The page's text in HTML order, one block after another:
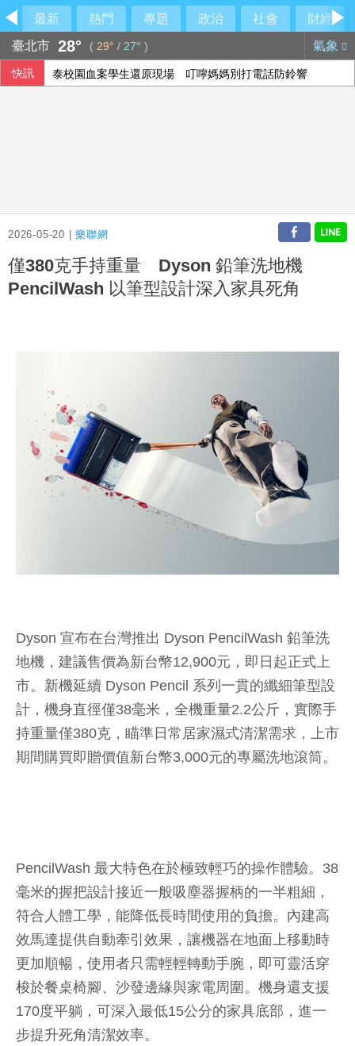
最新 熱門 專題 政治 社會
財經
臺北市 28° ( 29° / 27° ) 氣象
快訊 泰校園血案學生還原現場 叮嚀媽媽別打電話防鈴響
2026-05-20 |樂聯網
僅380克手持重量 Dyson 鉛筆洗地機
PencilWash 以筆型設計深入家具死角
Dyson 宣布在台灣推出 Dyson PencilWash 鉛筆洗
地機，建議售價為新台幣12,900元，即日起正式上
市。新機延續 Dyson Pencil 系列一貫的纖細筆型設
計，機身直徑僅38毫米，全機重量2.2公斤，實際手
持重量僅380克，瞄準日常居家濕式清潔需求，上市
期間購買即贈價值新台幣3,000元的專屬洗地滾筒。
PencilWash 最大特色在於極致輕巧的操作體驗。38
毫米的握把設計接近一般吸塵器握柄的一半粗細，
符合人體工學，能降低長時間使用的負擔。內建高
效馬達提供自動牽引效果，讓機器在地面上移動時
更加順暢，使用者只需輕輕轉動手腕，即可靈活穿
梭於餐桌椅腳、沙發邊緣與家電周圍。機身還支援
170度平躺，可深入最低15公分的家具底部，進一
步提升死角清潔效率。